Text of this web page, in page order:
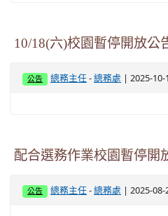
10/18(六)校園暫停開放公
公告 總務主任 -總務處 | 2025-
配合選務作業校園暫停開
公告 總務主任 -總務處 | 2025-